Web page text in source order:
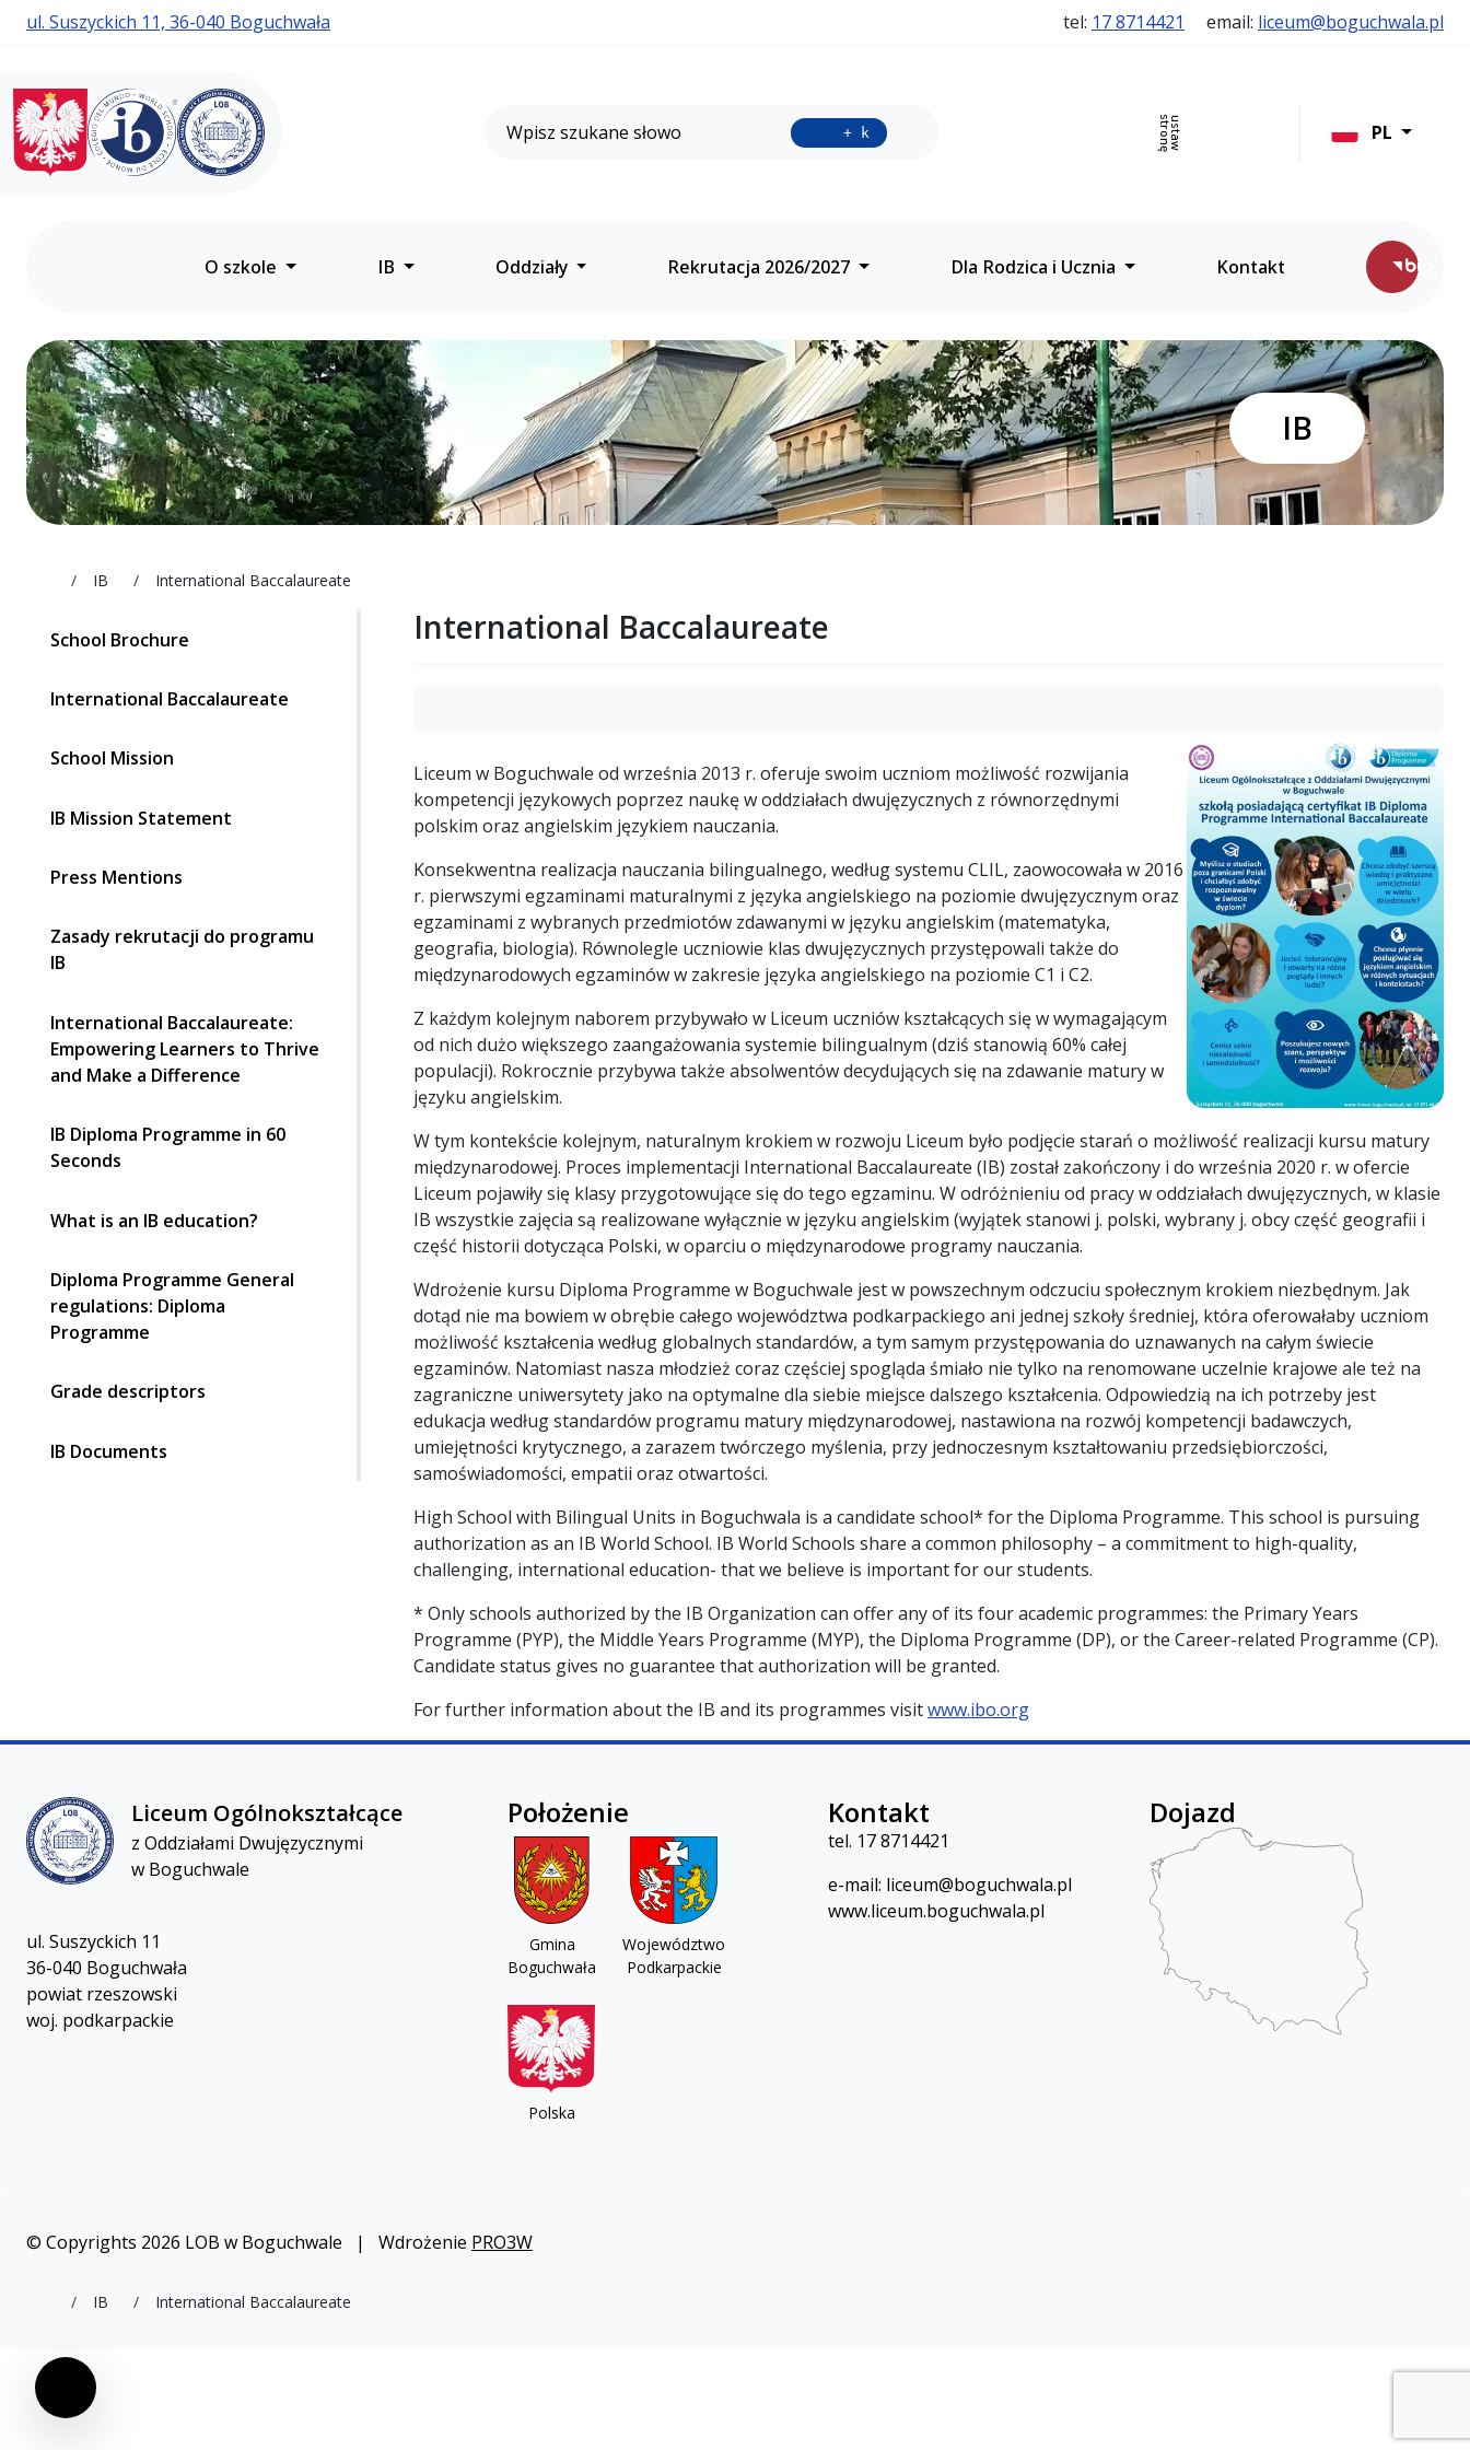
ul. Suszyckich 11, 36-040 Boguchwała tel: 17 8714421 email: liceum@boguchwala.pl
Liceum Boguchwała - Matura IB
Liceum Ogólnokształcące
z Oddziałami
Dwujęzycznymi
w Boguchwale
PL
ustaw
stronę
Wyszukiwarka + k
O szkole IB Oddziały Rekrutacja 2026/2027 Dla Rodzica i Ucznia Kontakt
IB
liceum.boguchwala.pl
IB International Baccalaureate
School Brochure
International Baccalaureate
School Mission
IB Mission Statement
Press Mentions
Zasady rekrutacji do programu
IB
International Baccalaureate:
Empowering Learners to Thrive
and Make a Difference
IB Diploma Programme in 60
Seconds
What is an IB education?
Diploma Programme General
regulations: Diploma
Programme
Grade descriptors
IB Documents
International Baccalaureate
Liceum w Boguchwale od września 2013 r. oferuje swoim uczniom możliwość rozwijania
kompetencji językowych poprzez naukę w oddziałach dwujęzycznych z równorzędnymi
polskim oraz angielskim językiem nauczania.
Konsekwentna realizacja nauczania bilingualnego, według systemu CLIL, zaowocowała w 2016
r. pierwszymi egzaminami maturalnymi z języka angielskiego na poziomie dwujęzycznym oraz
egzaminami z wybranych przedmiotów zdawanymi w języku angielskim (matematyka,
geografia, biologia). Równolegle uczniowie klas dwujęzycznych przystępowali także do
międzynarodowych egzaminów w zakresie języka angielskiego na poziomie C1 i C2.
Z każdym kolejnym naborem przybywało w Liceum uczniów kształcących się w wymagającym
od nich dużo większego zaangażowania systemie bilingualnym (dziś stanowią 60% całej
populacji). Rokrocznie przybywa także absolwentów decydujących się na zdawanie matury w
języku angielskim.
W tym kontekście kolejnym, naturalnym krokiem w rozwoju Liceum było podjęcie starań o możliwość realizacji kursu matury
międzynarodowej. Proces implementacji International Baccalaureate (IB) został zakończony i do września 2020 r. w ofercie
Liceum pojawiły się klasy przygotowujące się do tego egzaminu. W odróżnieniu od pracy w oddziałach dwujęzycznych, w klasie
IB wszystkie zajęcia są realizowane wyłącznie w języku angielskim (wyjątek stanowi j. polski, wybrany j. obcy część geografii i
część historii dotycząca Polski, w oparciu o międzynarodowe programy nauczania.
Wdrożenie kursu Diploma Programme w Boguchwale jest w powszechnym odczuciu społecznym krokiem niezbędnym. Jak
dotąd nie ma bowiem w obrębie całego województwa podkarpackiego ani jednej szkoły średniej, która oferowałaby uczniom
możliwość kształcenia według globalnych standardów, a tym samym przystępowania do uznawanych na całym świecie
egzaminów. Natomiast nasza młodzież coraz częściej spogląda śmiało nie tylko na renomowane uczelnie krajowe ale też na
zagraniczne uniwersytety jako na optymalne dla siebie miejsce dalszego kształcenia. Odpowiedzią na ich potrzeby jest
edukacja według standardów programu matury międzynarodowej, nastawiona na rozwój kompetencji badawczych,
umiejętności krytycznego, a zarazem twórczego myślenia, przy jednoczesnym kształtowaniu przedsiębiorczości,
samoświadomości, empatii oraz otwartości.
High School with Bilingual Units in Boguchwala is a candidate school* for the Diploma Programme. This school is pursuing
authorization as an IB World School. IB World Schools share a common philosophy – a commitment to high-quality,
challenging, international education- that we believe is important for our students.
* Only schools authorized by the IB Organization can offer any of its four academic programmes: the Primary Years
Programme (PYP), the Middle Years Programme (MYP), the Diploma Programme (DP), or the Career-related Programme (CP).
Candidate status gives no guarantee that authorization will be granted.
For further information about the IB and its programmes visitwww.ibo.org
Liceum Ogólnokształcącez Oddziałami Dwujęzycznymi w Boguchwale
Liceum Ogólnokształcące
z Oddziałami Dwujęzycznymi
w Boguchwale
ul. Suszyckich 11
36-040 Boguchwała
powiat rzeszowski
woj. podkarpackie
Położenie
Gmina
Boguchwała
Województwo
Podkarpackie
Polska
Kontakt
tel. 17 8714421
e-mail: liceum@boguchwala.pl
www.liceum.boguchwala.pl
Dojazd
© Copyrights 2026 LOB w Boguchwale | Wdrożenie PRO3W
liceum.boguchwala.pl
IB International Baccalaureate